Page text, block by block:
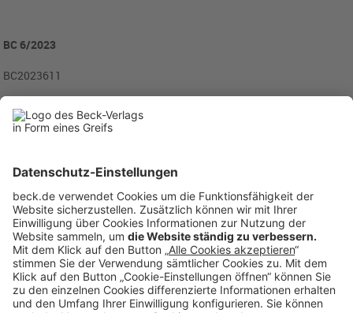
BC 6/2023
BC2023611
Anzeigen